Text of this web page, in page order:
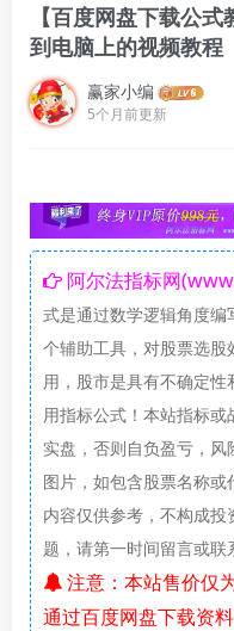
【百度网盘下载公
到电脑上的视频教程
赢家小编
5个月前更新
阿尔法指标网
式是通过数学逻辑角度
个辅助工具，对股票选
用，股市是具有不确定
用指标公式！本站指标
实盘，否则自负盈亏，
图片，如包含股票名称或
内容仅供参考，不构成
题，请第一时间留言或联
通过百度网盘下载资